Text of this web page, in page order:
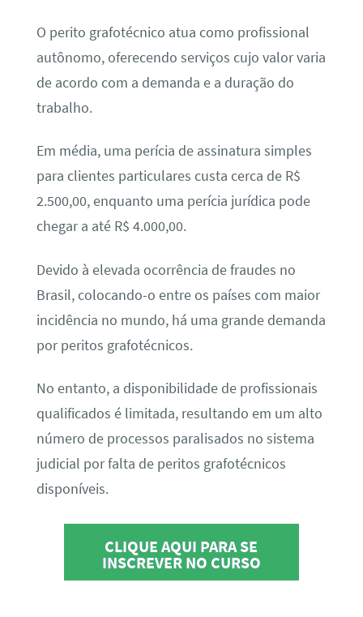
O perito grafotécnico atua como profissional
autônomo, oferecendo serviços cujo valor varia
de acordo com a demanda e a duração do
trabalho.
Em média, uma perícia de assinatura simples
para clientes particulares custa cerca de R$
2.500,00, enquanto uma perícia jurídica pode
chegar a até R$ 4.000,00.
Devido à elevada ocorrência de fraudes no
Brasil, colocando-o entre os países com maior
incidência no mundo, há uma grande demanda
por peritos grafotécnicos.
No entanto, a disponibilidade de profissionais
qualificados é limitada, resultando em um alto
número de processos paralisados no sistema
judicial por falta de peritos grafotécnicos
disponíveis.
CLIQUE AQUI PARA SE
INSCREVER NO CURSO